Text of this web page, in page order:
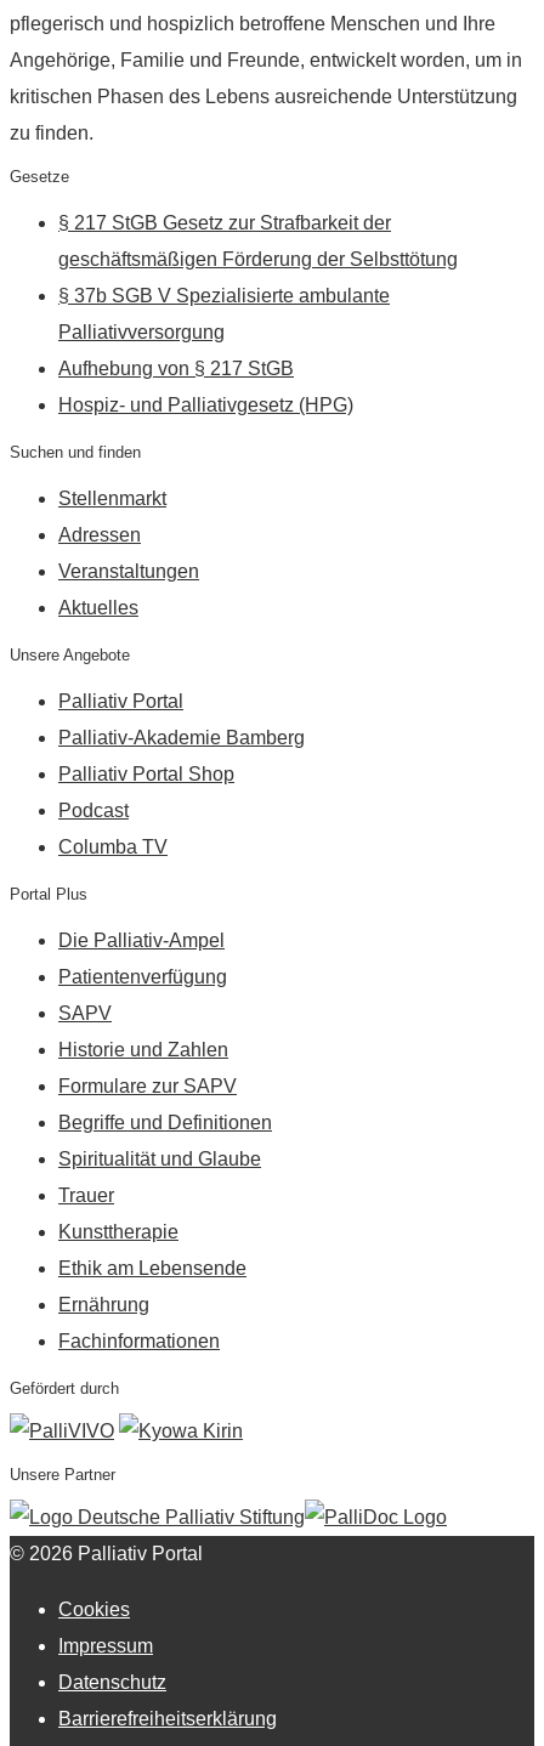
pflegerisch und hospizlich betroffene Menschen und Ihre
Angehörige, Familie und Freunde, entwickelt worden, um in
kritischen Phasen des Lebens ausreichende Unterstützung
zu finden.
Gesetze
§ 217 StGB Gesetz zur Strafbarkeit der
geschäftsmäßigen Förderung der Selbsttötung
§ 37b SGB V Spezialisierte ambulante
Palliativversorgung
Aufhebung von § 217 StGB
Hospiz- und Palliativgesetz (HPG)
Suchen und finden
Stellenmarkt
Adressen
Veranstaltungen
Aktuelles
Unsere Angebote
Palliativ Portal
Palliativ-Akademie Bamberg
Palliativ Portal Shop
Podcast
Columba TV
Portal Plus
Die Palliativ-Ampel
Patientenverfügung
SAPV
Historie und Zahlen
Formulare zur SAPV
Begriffe und Definitionen
Spiritualität und Glaube
Trauer
Kunsttherapie
Ethik am Lebensende
Ernährung
Fachinformationen
Gefördert durch
Unsere Partner
© 2026 Palliativ Portal
Cookies
Impressum
Datenschutz
Barrierefreiheitserklärung